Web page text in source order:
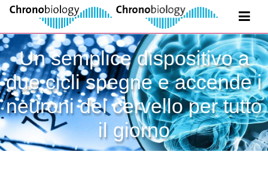
Un semplice dispositivo a
due cicli spegne e accende i
neuroni del cervello per tutto
il giorno